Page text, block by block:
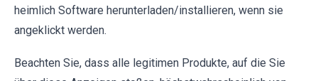
heimlich Software herunterladen/installieren, wenn sie
angeklickt werden.
Beachten Sie, dass alle legitimen Produkte, auf die Sie